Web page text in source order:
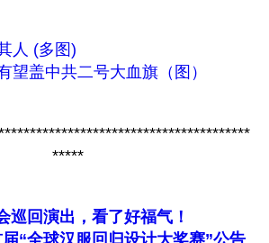
人 (多图)
望盖中共二号大血旗（图）
*****
巡回演出，看了好福气！
“全球汉服回归设计大奖赛”公告